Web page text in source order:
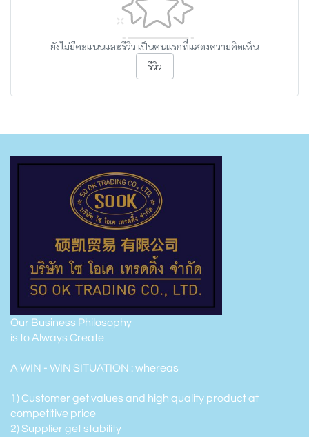
ยังไม่มีคะแนนและรีวิว เป็นคนแรกที่แสดงความคิดเห็น
รีวิว
Our Business Philosophy
is to Always Create
A WIN - WIN SITUATION : whereas
1) Customer get values and high quality product at
competitive price
2) Supplier get stability